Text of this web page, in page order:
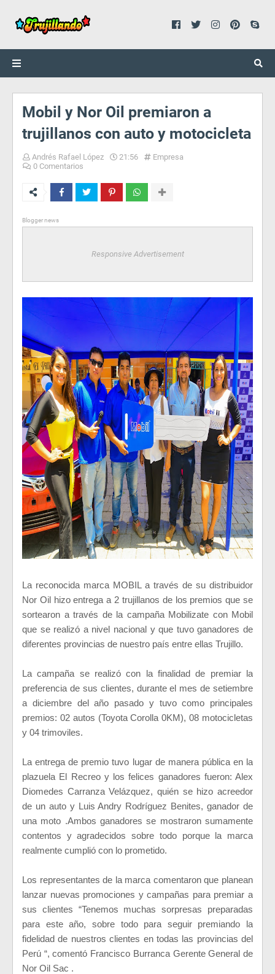
Mobil y Nor Oil premiaron a
trujillanos con auto y motocicleta
Andrés Rafael López 21:56
Empresa
0 Comentarios
Blogger news
Responsive Advertisement
La reconocida marca MOBIL a través de su distribuidor
Nor Oil hizo entrega a 2 trujillanos de los premios que se
sortearon a través de la campaña Mobilizate con Mobil
que se realizó a nivel nacional y que tuvo ganadores de
diferentes provincias de nuestro país entre ellas Trujillo.
La campaña se realizó con la finalidad de premiar la
preferencia de sus clientes, durante el mes de setiembre
a diciembre del año pasado y tuvo como principales
premios: 02 autos (Toyota Corolla 0KM), 08 motocicletas
y 04 trimoviles.
La entrega de premio tuvo lugar de manera pública en la
plazuela El Recreo y los felices ganadores fueron: Alex
Diomedes Carranza Velázquez, quién se hizo acreedor
de un auto y Luis Andry Rodríguez Benites, ganador de
una moto .Ambos ganadores se mostraron sumamente
contentos y agradecidos sobre todo porque la marca
realmente cumplió con lo prometido.
Los representantes de la marca comentaron que planean
lanzar nuevas promociones y campañas para premiar a
sus clientes “Tenemos muchas sorpresas preparadas
para este año, sobre todo para seguir premiando la
fidelidad de nuestros clientes en todas las provincias del
Perú “, comentó Francisco Burranca Gerente General de
Nor Oil Sac .